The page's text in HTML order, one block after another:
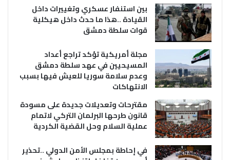
بين استنفار عسكري وتغييرات داخل
القيادة ..هذا ما حدث داخل هيكلية
قوات سلطة دمشق
مجلة أمريكية تؤكد تراجع أعداد
المسيحيين في عهد سلطة دمشق
وعدم سلامة سوريا للعيش فيها بسبب
الانتهاكات
مقترحات وتعديلات جديدة على مسودة
قانون طرحها البرلمان التركي لاتمام
عملية السلام وحل القضية الكردية
في إحاطة بمجلس الأمن الدولي ..تحذير